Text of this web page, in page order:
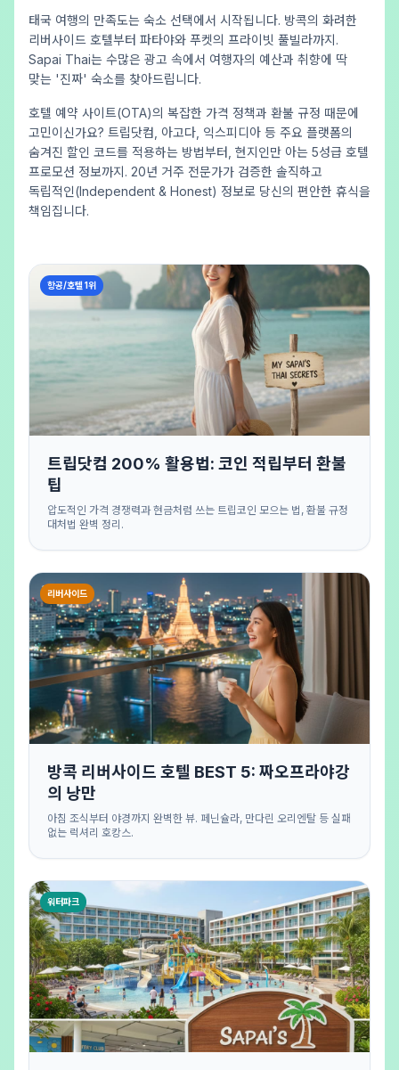
태국 여행의 만족도는 숙소 선택에서 시작됩니다. 방콕의 화려한
리버사이드 호텔부터 파타야와 푸켓의 프라이빗 풀빌라까지.
Sapai Thai는 수많은 광고 속에서 여행자의 예산과 취향에 딱
맞는 '진짜' 숙소를 찾아드립니다.
호텔 예약 사이트(OTA)의 복잡한 가격 정책과 환불 규정 때문에
고민이신가요? 트립닷컴, 아고다, 익스피디아 등 주요 플랫폼의
숨겨진 할인 코드를 적용하는 방법부터, 현지인만 아는 5성급 호텔
프로모션 정보까지. 20년 거주 전문가가 검증한 솔직하고
독립적인(Independent & Honest) 정보로 당신의 편안한 휴식을
책임집니다.
항공/호텔 1위
트립닷컴 200% 활용법: 코인 적립부터 환불
팁
압도적인 가격 경쟁력과 현금처럼 쓰는 트립코인 모으는 법, 환불 규정
대처법 완벽 정리.
리버사이드
방콕 리버사이드 호텔 BEST 5: 짜오프라야강
의 낭만
아침 조식부터 야경까지 완벽한 뷰. 페닌슐라, 만다린 오리엔탈 등 실패
없는 럭셔리 호캉스.
워터파크